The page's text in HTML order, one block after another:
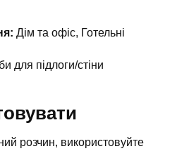
Дім та офіс, Готельні
для підлоги/стіни
розчин, використовуйте